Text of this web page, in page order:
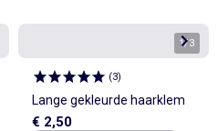
1/3
(3)
Lange gekleurde haarklem
€ 2,50